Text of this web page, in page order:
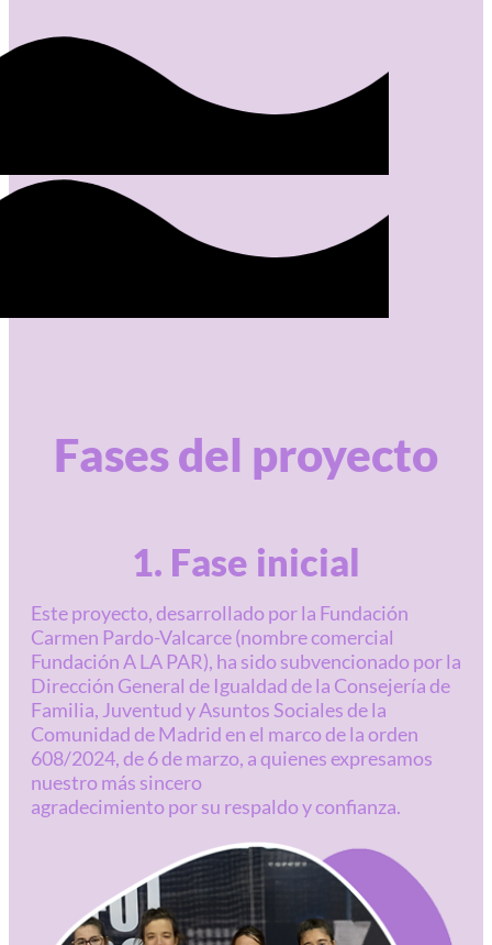
Fases del proyecto
1. Fase inicial
Este proyecto, desarrollado por la Fundación
Carmen Pardo-Valcarce (nombre comercial
Fundación A LA PAR), ha sido subvencionado por la
Dirección General de Igualdad de la Consejería de
Familia, Juventud y Asuntos Sociales de la
Comunidad de Madrid en el marco de la orden
608/2024, de 6 de marzo, a quienes expresamos
nuestro más sincero
agradecimiento por su respaldo y confianza.